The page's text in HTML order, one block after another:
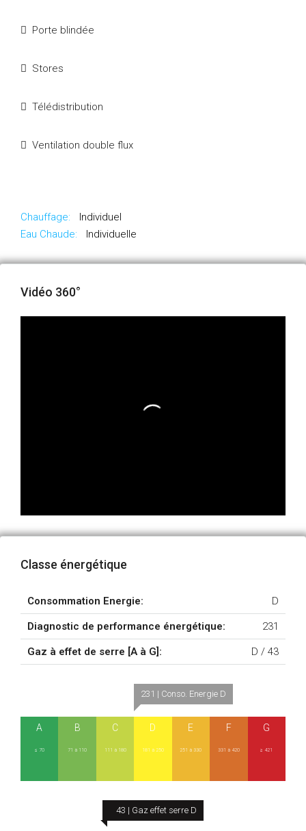
Porte blindée
Stores
Télédistribution
Ventilation double flux
Chauffage:
Individuel
Eau Chaude:
Individuelle
Vidéo 360°
Classe énergétique
Consommation Energie: D
Diagnostic de performance énergétique: 231
Gaz à effet de serre [A à G]: 43
D /
A
≤ 70
B
71 à 110
C
111 à 180
231 | Conso. Energie D
D
181 à 250
E
251 à 330
F
331 à 420
G
≥ 421
43 | Gaz effet serre D